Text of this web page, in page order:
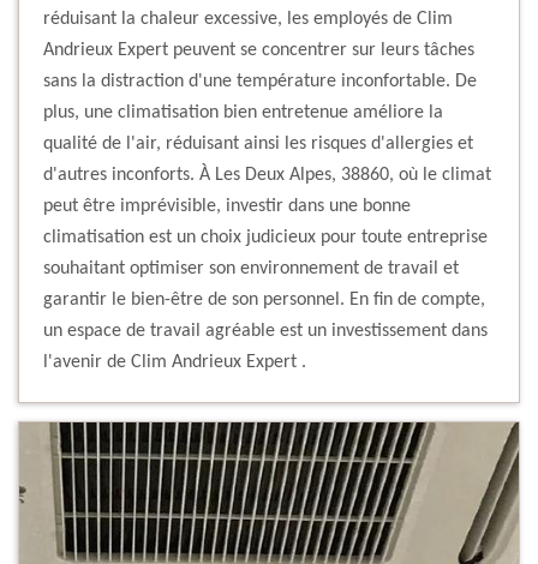
réduisant la chaleur excessive, les employés de Clim
Andrieux Expert peuvent se concentrer sur leurs tâches
sans la distraction d'une température inconfortable. De
plus, une climatisation bien entretenue améliore la
qualité de l'air, réduisant ainsi les risques d'allergies et
d'autres inconforts. À Les Deux Alpes, 38860, où le climat
peut être imprévisible, investir dans une bonne
climatisation est un choix judicieux pour toute entreprise
souhaitant optimiser son environnement de travail et
garantir le bien-être de son personnel. En fin de compte,
un espace de travail agréable est un investissement dans
l'avenir de Clim Andrieux Expert .